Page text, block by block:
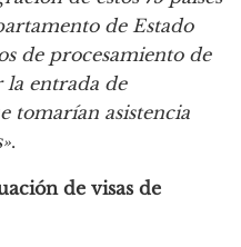
de Estado
de procesamiento de
entrada de
tomarían asistencia
.
de visas de